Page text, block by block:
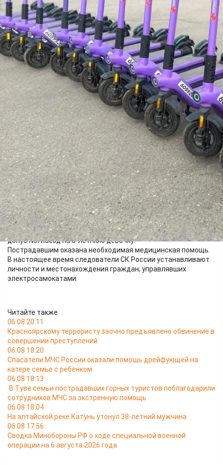
Происшествия
10.06.2026 17:30300
Фото:
ГСУ СК России по Красноярскому краю и Республике Хакасия
Следственным отделом по городу Абакану ГСУ СК России по
Красноярскому краю и Республике Хакасия возбуждены два
уголовных дела по признакам нарушения правил,
обеспечивающих безопасную работу транспорта.
Вечером 7 июня на площади вблизи спорткомплекса имени Н.
Г. Булакина города Абакана девушка, управлявшая
электросамокатом, совершила наезд на 10-летнего
мальчика. В результате происшествия ребёнок получил
ушибы.
Кроме того, вечером 8 июня на проезде Северном города
Абакана неустановленный водитель электросамоката
допустил наезд на 3-летнюю девочку.
Пострадавшим оказана необходимая медицинская помощь.
В настоящее время следователи СК России устанавливают
личности и местонахождения граждан, управлявших
электросамокатами.
Читайте также
06.08 20:11
Красноярскому террористу заочно предъявлено обвинение в
совершении преступлений
06.08 18:20
Спасатели МЧС России оказали помощь дрейфующей на
катере семье с ребёнком
06.08 18:13
В Туве семьи пострадавших горных туристов поблагодарили
сотрудников МЧС за экстренную помощь
06.08 18:04
На алтайской реке Катунь утонул 38-летний мужчина
06.08 17:56
Сводка Минобороны РФ о ходе специальной военной
операции на 6 августа 2026 года